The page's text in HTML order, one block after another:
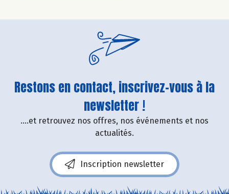
Restons en contact, inscrivez-vous à la
newsletter !
....et retrouvez nos offres, nos événements et nos
actualités.
Inscription newsletter